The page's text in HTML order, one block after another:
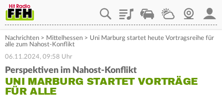
PlaylistStaupilotWetterWebcam
Nachrichten > Mittelhessen > Uni Marburg startet heute Vortragsreihe für
alle zum Nahost-Konflikt
06.11.2024, 09:58 Uhr
Perspektiven im Nahost-Konflikt
UNI MARBURG STARTET VORTRÄGE
FÜR ALLE